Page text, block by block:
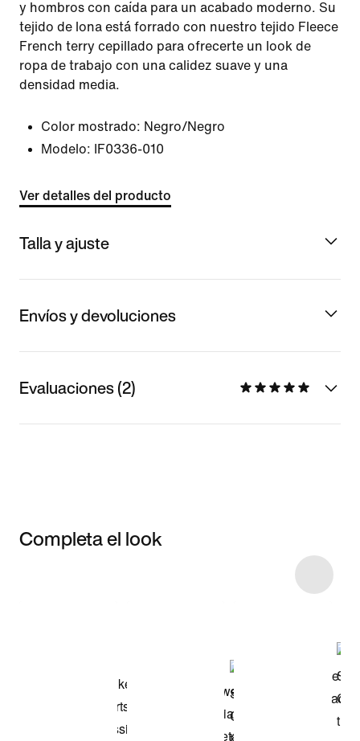
y hombros con caída para un acabado moderno. Su
tejido de lona está forrado con nuestro tejido Fleece
French terry cepillado para ofrecerte un look de
ropa de trabajo con una calidez suave y una
densidad media.
Color mostrado: Negro/Negro
Modelo:
IF0336-010
Ver detalles del producto
Talla y ajuste
Envíos y devoluciones
Evaluaciones (2)
Completa el look